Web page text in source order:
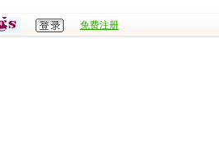
免费注册